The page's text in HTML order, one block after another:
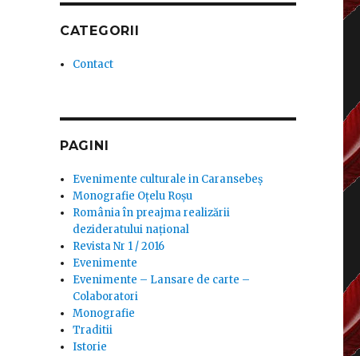
CATEGORII
Contact
PAGINI
Evenimente culturale in Caransebeș
Monografie Oțelu Roșu
România în preajma realizării
dezideratului național
Revista Nr 1 / 2016
Evenimente
Evenimente – Lansare de carte –
Colaboratori
Monografie
Traditii
Istorie